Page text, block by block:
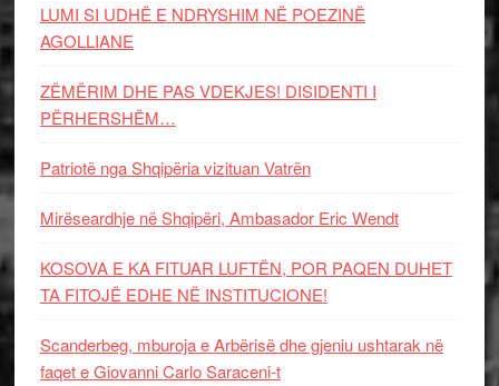
LUMI SI UDHË E NDRYSHIM NË POEZINË
AGOLLIANE
ZËMËRIM DHE PAS VDEKJES! DISIDENTI I
PËRHERSHËM…
Patriotë nga Shqipëria vizituan Vatrën
Mirëseardhje në Shqipëri, Ambasador Eric Wendt
KOSOVA E KA FITUAR LUFTËN, POR PAQEN DUHET
TA FITOJË EDHE NË INSTITUCIONE!
Scanderbeg, mburoja e Arbërisë dhe gjeniu ushtarak në
faqet e Giovanni Carlo Saraceni-t